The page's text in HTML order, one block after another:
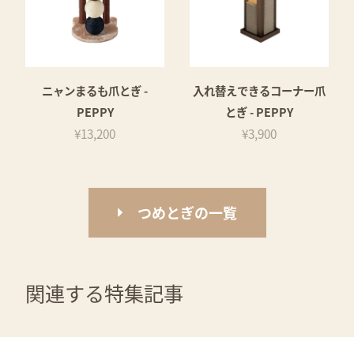
ニャンまるも爪とぎ -
PEPPY
¥13,200
入れ替えできるコーナー爪
とぎ - PEPPY
¥3,900
つめとぎの一覧
関連する特集記事